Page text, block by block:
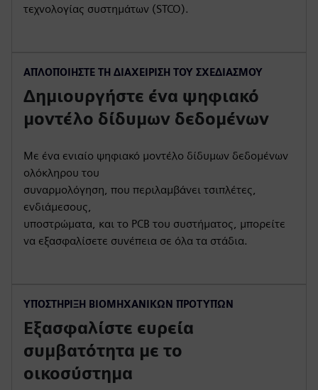
τεχνολογίας συστημάτων (STCO).
ΑΠΛΟΠΟΙΉΣΤΕ ΤΗ ΔΙΑΧΕΊΡΙΣΗ ΤΟΥ ΣΧΕΔΙΑΣΜΟΎ
Δημιουργήστε ένα ψηφιακό
μοντέλο δίδυμων δεδομένων
Με ένα ενιαίο ψηφιακό μοντέλο δίδυμων δεδομένων
ολόκληρου του
συναρμολόγηση, που περιλαμβάνει τσιπλέτες,
ενδιάμεσους,
υποστρώματα, και το PCB του συστήματος, μπορείτε
να εξασφαλίσετε συνέπεια σε όλα τα στάδια.
ΥΠΟΣΤΉΡΙΞΗ ΒΙΟΜΗΧΑΝΙΚΏΝ ΠΡΟΤΎΠΩΝ
Εξασφαλίστε ευρεία
συμβατότητα με το
οικοσύστημα